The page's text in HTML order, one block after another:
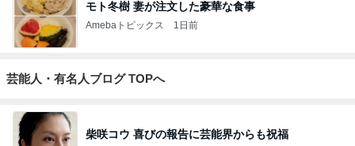
モト冬樹 妻が注文した豪華な食事
Amebaトピックス 1日前
芸能人・有名人ブログ TOPへ
柴咲コウ 喜びの報告に芸能界からも祝福